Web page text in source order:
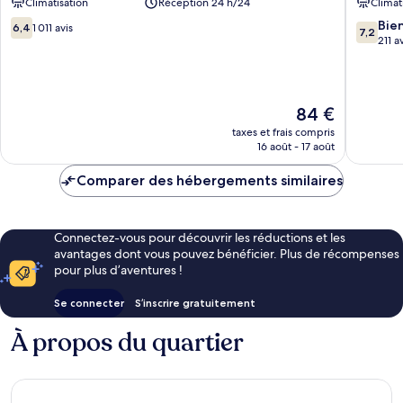
Alamitos
Beach
6.4
sur
6,4 1 011 avis
Le
nouveau
prix
de
84 €
taxes et frais compris
16 août - 17 août
7.2
sur
7,2
211
Comparer des hébergements similaires
Connectez-vous pour découvrir les réductions et les
avantages dont vous pouvez bénéficier. Plus de récompenses
pour plus d’aventures !
Se connecter S’inscrire gratuitement
À propos du quartier